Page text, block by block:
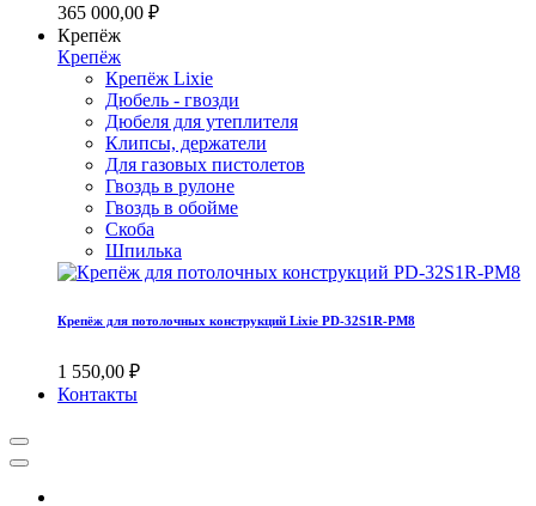
365 000,00 ₽
Крепёж
Крепёж
Крепёж Lixie
Дюбель - гвозди
Дюбеля для утеплителя
Клипсы, держатели
Для газовых пистолетов
Гвоздь в рулоне
Гвоздь в обойме
Скоба
Шпилька
Крепёж для потолочных конструкций Lixie PD-32S1R-PM8
1 550,00 ₽
Контакты